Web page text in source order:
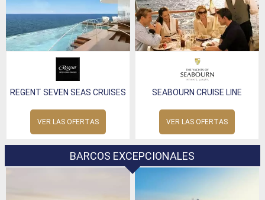
REGENT SEVEN SEAS CRUISES
VER LAS OFERTAS
SEABOURN CRUISE LINE
VER LAS OFERTAS
BARCOS EXCEPCIONALES